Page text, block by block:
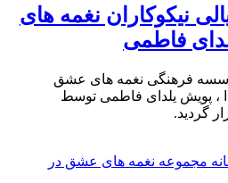
ریالی نیکوکاران نغمه های
فاطمی
فرهنگی نغمه های عشق
، پویش یلدای فاطمی توسط
گردید.